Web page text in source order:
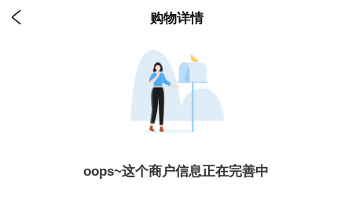
 购物详情
oops~这个商户信息正在完善中